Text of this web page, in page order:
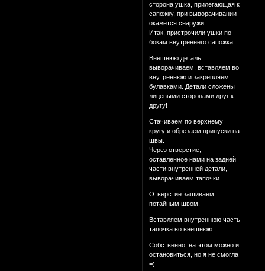
сторона ушка, прилегающая к
сапожку, при выворачивании
окажется снаружи
Итак, пристрочили ушки по
бокам внутреннего сапожка.
Внешнюю деталь
выворачиваем, вставляем во
внутреннюю и закрепляем
булавками. Детали сложены
лицевыми сторонами друг к
другу!
Стачиваем по верхнему
кругу и обрезаем припуски на
швы.
Через отверстие,
оставленное нами на задней
части внутренней детали,
выворачиваем тапочки.
Отверстие зашиваем
потайным швом.
Вставляем внутреннюю часть
тапочка во внешнюю.
Собственно, на этом можно и
остановиться, но я не смогла
=)